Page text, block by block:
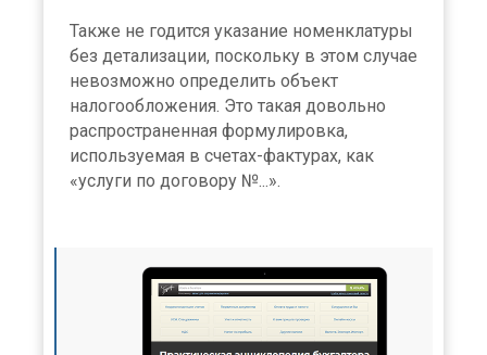
Также не годится указание номенклатуры
без детализации, поскольку в этом случае
невозможно определить объект
налогообложения. Это такая довольно
распространенная формулировка,
используемая в счетах-фактурах, как
«услуги по договору №...».